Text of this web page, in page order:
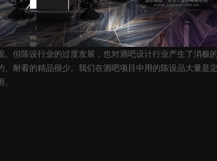
但陈设行业的过度发展，也对酒吧设计行业产生了消
耐看的精品很少。我们在酒吧项目中用的陈设品大量是